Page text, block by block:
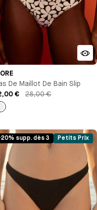
De Maillot De Bain Slip
€
28,00 €
supp. dès 3 Petits Prix